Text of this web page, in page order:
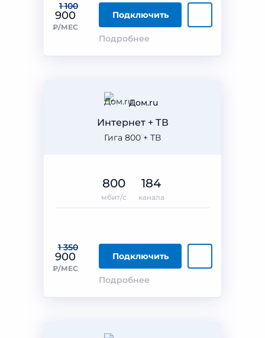
1 100
900
₽/МЕС
Подключить
Подробнее
Дом.ru
Гига 800 + ТВ
Интернет + ТВ
1 350
900
₽/МЕС
Подключить
Подробнее
800
мбит/с
184
канала